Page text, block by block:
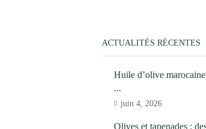
ACTUALITÉS RÉCENTES
Huile d’olive
...
juin 4, 2026
Olives et tapenades :